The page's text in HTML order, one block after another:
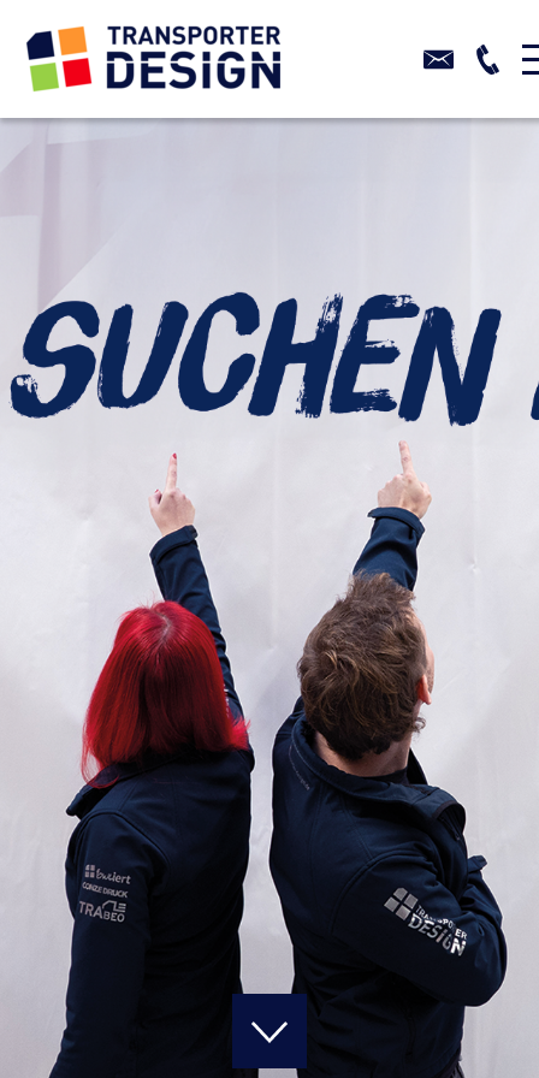
KARRIERE
FAHRZEUGE
WERBEBESCHRIFTUNG & TEILFOLIERUNG
VOLL- & DESIGNFOLIERUNG
EINSATZ- & BEHÖRDENFAHRZEUGE
LACKSCHUTZFOLIEN & KERAMIKVERSIEGELUNG
AUTOGLASFOLIEN & SCHEIBENTÖNUNG